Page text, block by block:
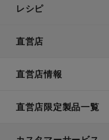
レシピ
直営店
直営店情報
直営店限定製品一覧